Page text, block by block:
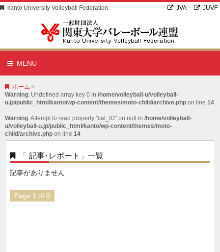
kanto University Volleyball Federation. JVA JUVF
MENU
ホーム >
Warning: Undefined array key 0 in /home/volleyball-u/volleyball-
u.jp/public_html/kanto/wp-content/themes/moto-child/archive.php on line 14
Warning: Attempt to read property "cat_ID" on null in /home/volleyball-
u/volleyball-u.jp/public_html/kanto/wp-content/themes/moto-
child/archive.php on line 14
「 記事･レポート」一覧
記事がありません
Page 1 of 0